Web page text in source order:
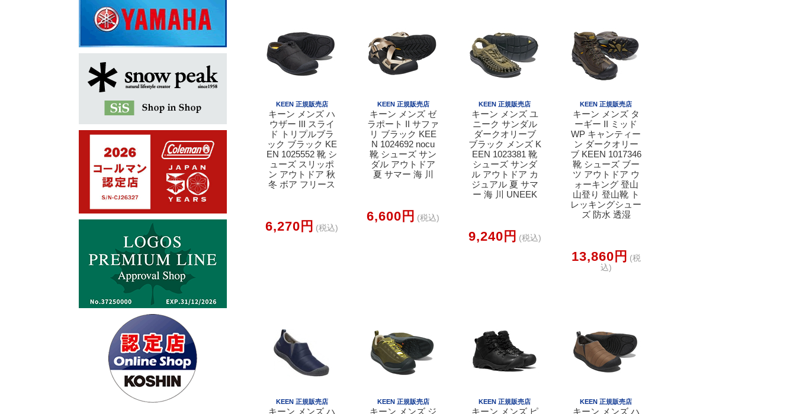
KEEN 正規販売店
キーン メンズ ハ
ウザー III スライ
ド トリプルブラ
ック ブラック KE
EN 1025552 靴 シ
ューズ スリッポ
ン アウトドア 秋
冬 ボア フリース
6,270円 (税込)
KEEN 正規販売店
キーン メンズ ゼ
ラポート II サファ
リ ブラック KEE
N 1024692 nocu
靴 シューズ サン
ダル アウトドア
夏 サマー 海 川
6,600円 (税込)
KEEN 正規販売店
キーン メンズ ユ
ニーク サンダル
ダークオリーブ
ブラック メンズ K
EEN 1023381 靴
シューズ サンダ
ル アウトドア カ
ジュアル 夏 サマ
ー 海 川 UNEEK
9,240円 (税込)
KEEN 正規販売店
キーン メンズ タ
ーギー II ミッド
WP キャンティー
ン ダークオリー
ブ KEEN 1017346
靴 シューズ ブー
ツ アウトドア ウ
ォーキング 登山
山登り 登山靴 ト
レッキングシュー
ズ 防水 透湿
13,860円 (税
込)
KEEN 正規販売店
キーン メンズ ハ
KEEN 正規販売店
キーン メンズ ジ
KEEN 正規販売店
キーン メンズ ピ
KEEN 正規販売店
キーン メンズ ハ